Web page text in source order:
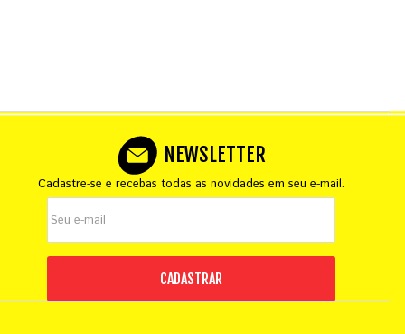
NEWSLETTER
Cadastre-se e recebas todas as novidades em seu e-mail.
CADASTRAR